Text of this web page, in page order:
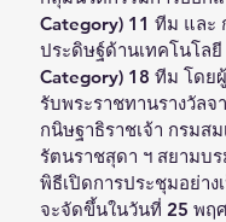
Category) 11 ทีม และ
ประดิษฐ์ด้านเทคโนโลยี
Category) 18 ทีม โดย
รับพระราชทานรางวัลจ
กนิษฐาธิราชเจ้า กรมส
รัตนราชสุดา ฯ สยามบ
พิธีเปิดการประชุมอย่าง
จะจัดขึ้นในวันที่ 25 พฤ